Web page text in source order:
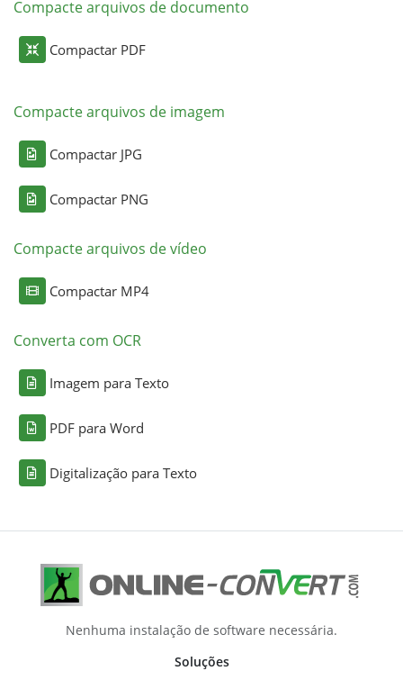
Compacte arquivos de documento
Compactar PDF
Compacte arquivos de imagem
Compactar JPG
Compactar PNG
Compacte arquivos de vídeo
Compactar MP4
Converta com OCR
Imagem para Texto
PDF para Word
Digitalização para Texto
Nenhuma instalação de software necessária.
Soluções